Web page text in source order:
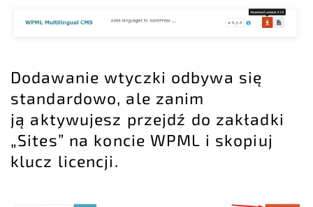
Dodawanie wtyczki odbywa się
standardowo, ale zanim
ją aktywujesz przejdź do zakładki
„Sites” na koncie WPML i skopiuj
klucz licencji.